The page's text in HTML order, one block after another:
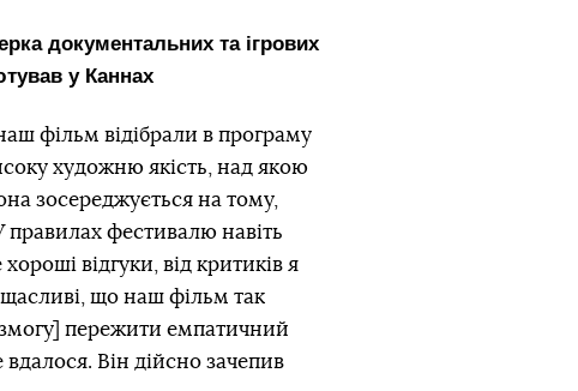
документальних та ігрових
у Каннах
фільм відібрали в програму
художню якість, над якою
зосереджується на тому,
правилах фестивалю навіть
відгуки, від критиків я
що наш фільм так
пережити емпатичний
Він дійсно зачепив